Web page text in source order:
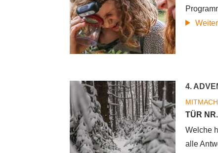
4.
TÜR
Welche
alle